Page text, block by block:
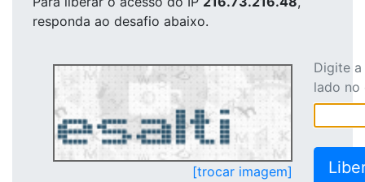
responda ao desafio abaixo.
[trocar imagem]
Digite
lado no